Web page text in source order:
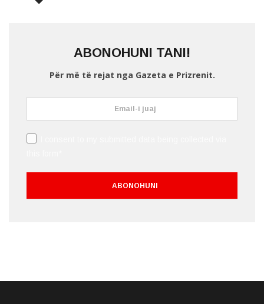
ABONOHUNI TANI!
Për më të rejat nga Gazeta e Prizrenit.